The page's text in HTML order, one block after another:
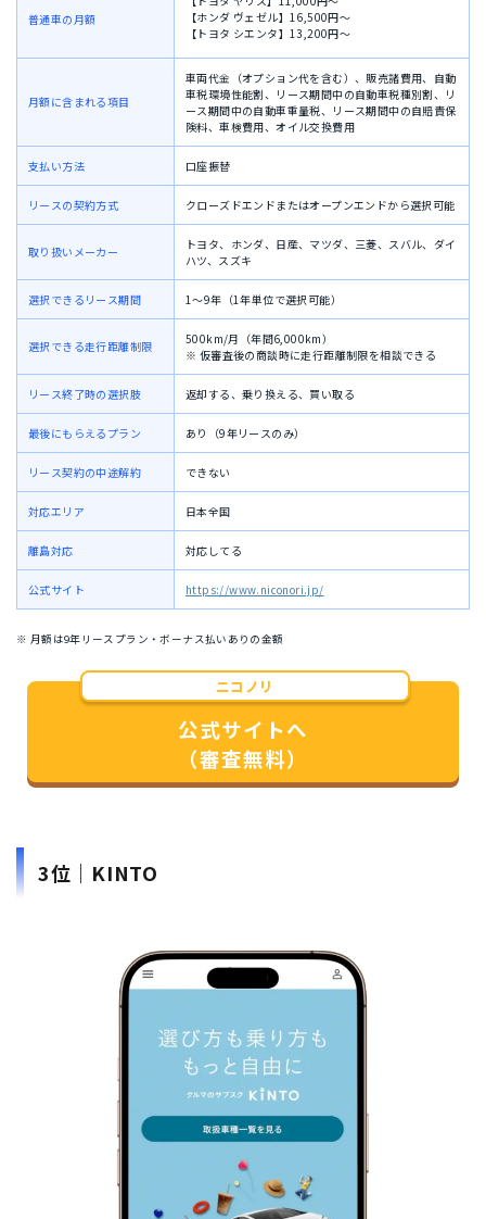
普通車の月額
【ホンダ ヴェゼル】16,500円〜
【トヨタ シエンタ】13,200円〜
月額に含まれる項目
車両代金（オプション代を含む）、 販売諸費用、 自動
車税環境性能割、 リース期間中の自動車税種別割、 リ
ース期間中の自動車重量税、 リース期間中の自賠責保
険料、車検費用、オイル交換費用
支払い方法 口座振替
リースの契約方式 クローズドエンドまたはオープンエンドから選択可能
取り扱いメーカー
トヨタ、ホンダ、日産、マツダ、三菱、スバル、ダイ
ハツ、スズキ
選択できるリース期間 1〜9年（1年単位で選択可能）
選択できる走行距離制限
500km/月（年間6,000km）
※ 仮審査後の商談時に走行距離制限を相談できる
リース終了時の選択肢 返却する、乗り換える、買い取る
最後にもらえるプラン あり（9年リースのみ）
リース契約の中途解約 できない
対応エリア 日本全国
離島対応 対応してる
公式サイト https://www.niconori.jp/
※ 月額は9年リースプラン・ボーナス払いありの金額
ニコノリ
公式サイトへ
（審査無料）
3位｜KINTO